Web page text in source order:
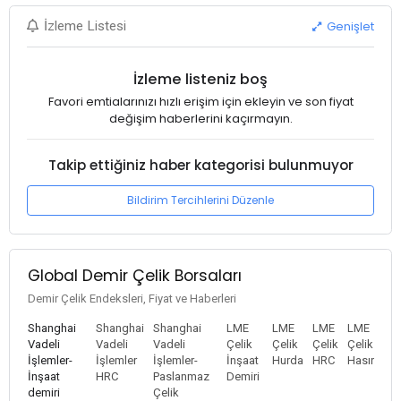
İzleme Listesi Genişlet
İzleme listeniz boş
Favori emtialarınızı hızlı erişim için ekleyin ve son fiyat
değişim haberlerini kaçırmayın.
Takip ettiğiniz haber kategorisi bulunmuyor
Bildirim Tercihlerini Düzenle
Global Demir Çelik Borsaları
Demir Çelik Endeksleri, Fiyat ve Haberleri
Shanghai
Vadeli
İşlemler-
İnşaat
demiri
Shanghai
Vadeli
İşlemler
HRC
Shanghai
Vadeli
İşlemler-
Paslanmaz
Çelik
LME
Çelik
İnşaat
Demiri
LME
Çelik
Hurda
LME
Çelik
HRC
LME
Çelik
Hasır